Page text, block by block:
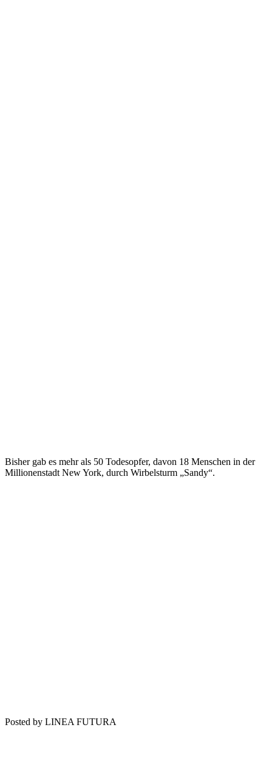
Bisher gab es mehr als 50 Todesopfer, davon 18 Menschen in der
Millionenstadt New York, durch Wirbelsturm „Sandy“.
Posted by LINEA FUTURA